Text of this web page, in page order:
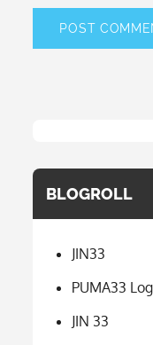
BLOGROLL
JIN33
PUMA33
JIN 33